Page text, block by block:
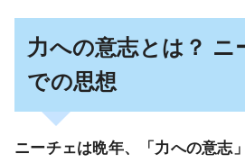
力への意志とは？ ニ
での思想
ニーチェは晩年、「力への意志